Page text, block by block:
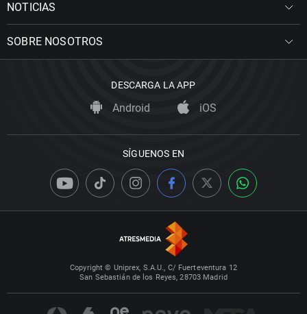
NOTICIAS
SOBRE NOSOTROS
DESCARGA LA APP
Android iOS
SÍGUENOS EN
Copyright © Uniprex, S.A.U., C/ Fuerteventura 12
San Sebastián de los Reyes, 28703 Madrid